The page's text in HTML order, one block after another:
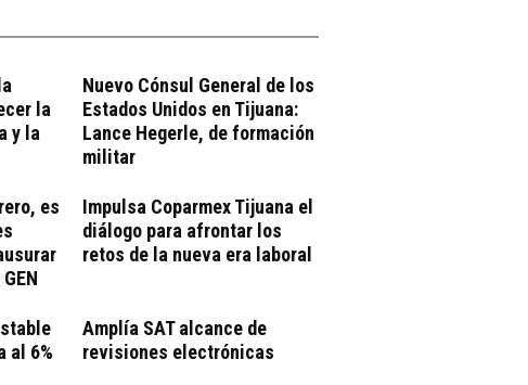
la
y la
Nuevo Cónsul General de los
Estados Unidos en Tijuana:
Lance Hegerle, de formación
militar
es
Impulsa Coparmex Tijuana el
diálogo para afrontar los
retos de la nueva era laboral
al 6%
Amplía SAT alcance de
revisiones electrónicas